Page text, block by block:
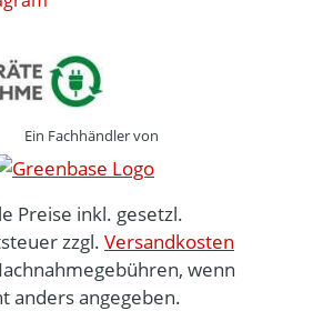
Ein Fachhändler von
Preise inkl. gesetzl.
zzgl. Versandkosten
wenn
anders angegeben.